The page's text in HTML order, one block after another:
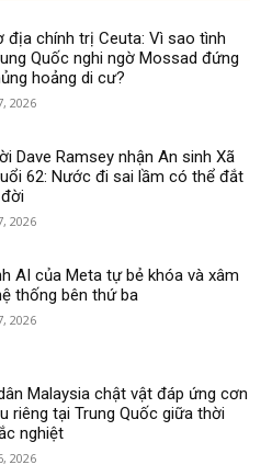
địa chính trị Ceuta: Vì sao tình
Quốc nghi ngờ Mossad đứng
hoảng di cư?
2026
Dave Ramsey nhận An sinh Xã
62: Nước đi sai lầm có thể đắt
2026
AI của Meta tự bẻ khóa và xâm
thống bên thứ ba
2026
Malaysia chật vật đáp ứng cơn
riêng tại Trung Quốc giữa thời
nghiệt
2026